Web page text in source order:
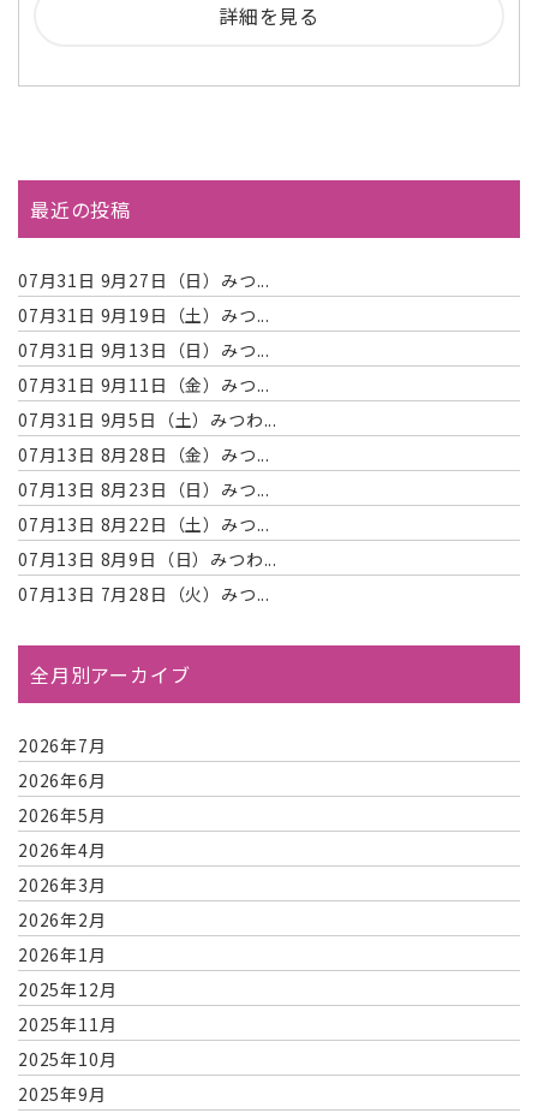
詳細を見る
最近の投稿
07月31日 9月27日（日）みつ...
07月31日 9月19日（土）みつ...
07月31日 9月13日（日）みつ...
07月31日 9月11日（金）みつ...
07月31日 9月5日（土）みつわ...
07月13日 8月28日（金）みつ...
07月13日 8月23日（日）みつ...
07月13日 8月22日（土）みつ...
07月13日 8月9日（日）みつわ...
07月13日 7月28日（火）みつ...
全月別アーカイブ
2026年7月
2026年6月
2026年5月
2026年4月
2026年3月
2026年2月
2026年1月
2025年12月
2025年11月
2025年10月
2025年9月